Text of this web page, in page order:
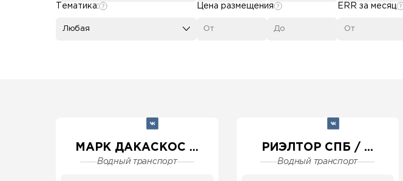
Тематика:
Любая
Цена размещения ERR за месяц
МАРК ДАКАСКОС ...
Водный транспорт
РИЭЛТОР СПБ / ...
Водный транспорт